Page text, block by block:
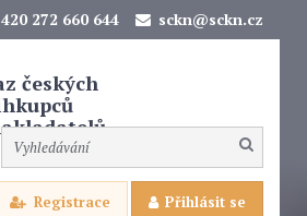
272 660 644 sckn@sckn.cz
českých
Registrace Přihlásit se